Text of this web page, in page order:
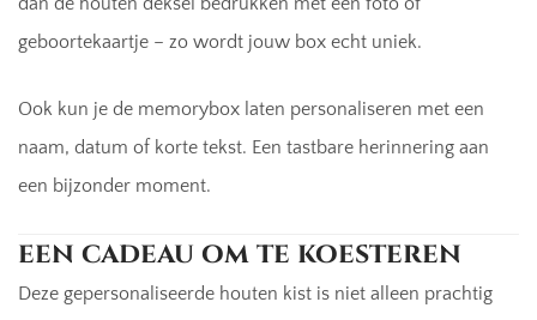
geboortekaartje – zo wordt jouw box echt uniek.
Ook kun je de memorybox laten personaliseren met een
naam, datum of korte tekst. Een tastbare herinnering aan
een bijzonder moment.
een cadeau om te koesteren
Deze gepersonaliseerde houten kist is niet alleen prachtig